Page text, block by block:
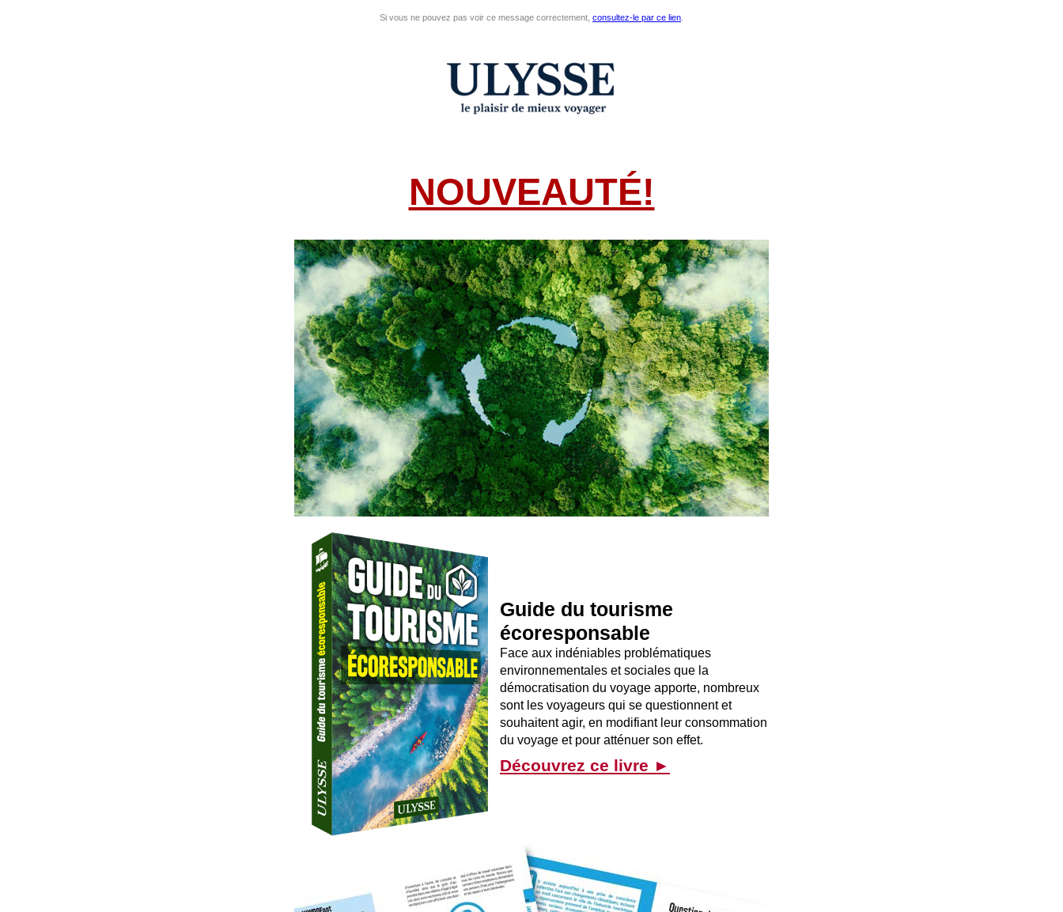
Si vous ne pouvez pas voir ce message correctement, consultez-le par ce lien
NOUVEAUTÉ!
Guide du tourisme
écoresponsable
Face aux indéniables problématiques
environnementales et sociales que la
démocratisation du voyage apporte, nombreux
sont les voyageurs qui se questionnent et
souhaitent agir, en modifiant leur consommation
du voyage et pour atténuer son effet.
Découvrez ce livre ►